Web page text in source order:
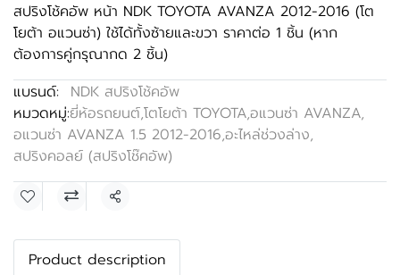
สปริงโช้คอัพ หน้า NDK TOYOTA AVANZA 2012-2016 (โต
โยต้า อแวนซ่า) ใช้ได้ทั้งซ้ายและขวา ราคาต่อ 1 ชิ้น (หาก
ต้องการคู่กรุณากด 2 ชิ้น)
แบรนด์:
NDK สปริงโช้คอัพ
หมวดหมู่:ยี่ห้อรถยนต์,โตโยต้า TOYOTA,อแวนซ่า AVANZA,
อแวนซ่า AVANZA 1.5 2012-2016,อะไหล่ช่วงล่าง,
สปริงคอลย์ (สปริงโช๊คอัพ)
แชร์
Product description